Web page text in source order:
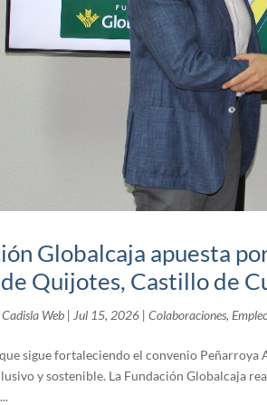
Globalcaja apuesta
Quijotes, Castillo de
Web | Jul 15, 2026 |Colaboraciones,
sigue fortaleciendo el convenio
y sostenible. La Fundación Globalcaja